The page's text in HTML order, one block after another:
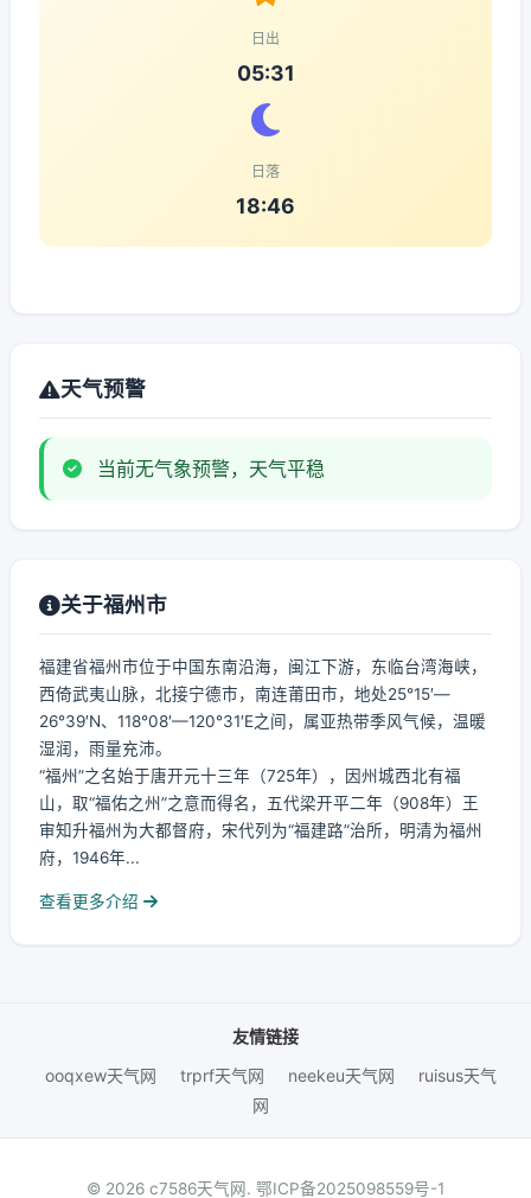
日出
05:31
日落
18:46
天气预警
当前无气象预警，天气平稳
关于福州市
福建省福州市位于中国东南沿海，闽江下游，东临台湾海峡，
西倚武夷山脉，北接宁德市，南连莆田市，地处25°15′—
26°39′N、118°08′—120°31′E之间，属亚热带季风气候，温暖
湿润，雨量充沛。
“福州”之名始于唐开元十三年（725年），因州城西北有福
山，取“福佑之州”之意而得名，五代梁开平二年（908年）王
审知升福州为大都督府，宋代列为“福建路”治所，明清为福州
府，1946年...
查看更多介绍
友情链接
ooqxew天气网
trprf天气网 neekeu天气网
ruisus天气
网
© 2026 c7586天气网. 鄂ICP备2025098559号-1